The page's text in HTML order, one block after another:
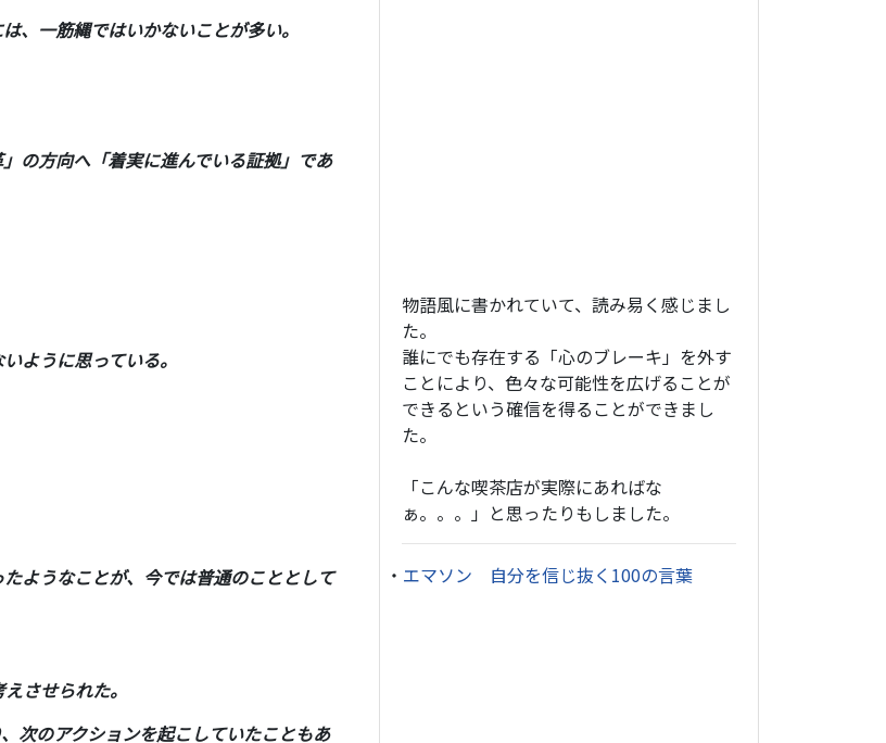
、一筋縄ではいかないことが多い。
の方向へ「着実に進んでいる証拠」であ
ように思っている。
ようなことが、今では普通のこととして
させられた。
次のアクションを起こしていたこともあ
物語風に書かれていて、読み易く感じまし
た。
誰にでも存在する「心のブレーキ」を外す
ことにより、色々な可能性を広げることが
できるという確信を得ることができまし
た。
「こんな喫茶店が実際にあればな
ぁ。。。」と思ったりもしました。
・ エマソン 自分を信じ抜く100の言葉